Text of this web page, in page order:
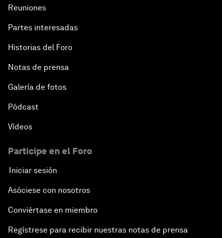
Reuniones
Partes interesadas
Historias del Foro
Notas de prensa
Galería de fotos
Pódcast
Vídeos
Participe en el Foro
Iniciar sesión
Asóciese con nosotros
Conviértase en miembro
Regístrese para recibir nuestras notas de prensa